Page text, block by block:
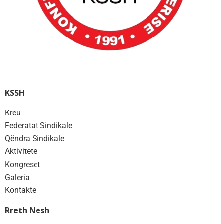
KSSH
Kreu
Federatat Sindikale
Qëndra Sindikale
Aktivitete
Kongreset
Galeria
Kontakte
Rreth Nesh